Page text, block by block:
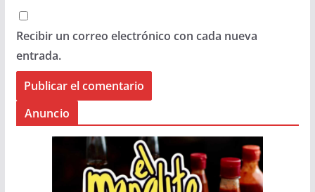
Recibir un correo electrónico con cada nueva
entrada.
Anuncio